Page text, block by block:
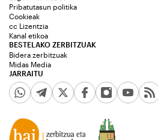
JARRAITU
Pribatutasun politika
Cookieak
cc Lizentzia
Kanal etikoa
BESTELAKO ZERBITZUAK
Bidera zerbitzuak
Midas Media